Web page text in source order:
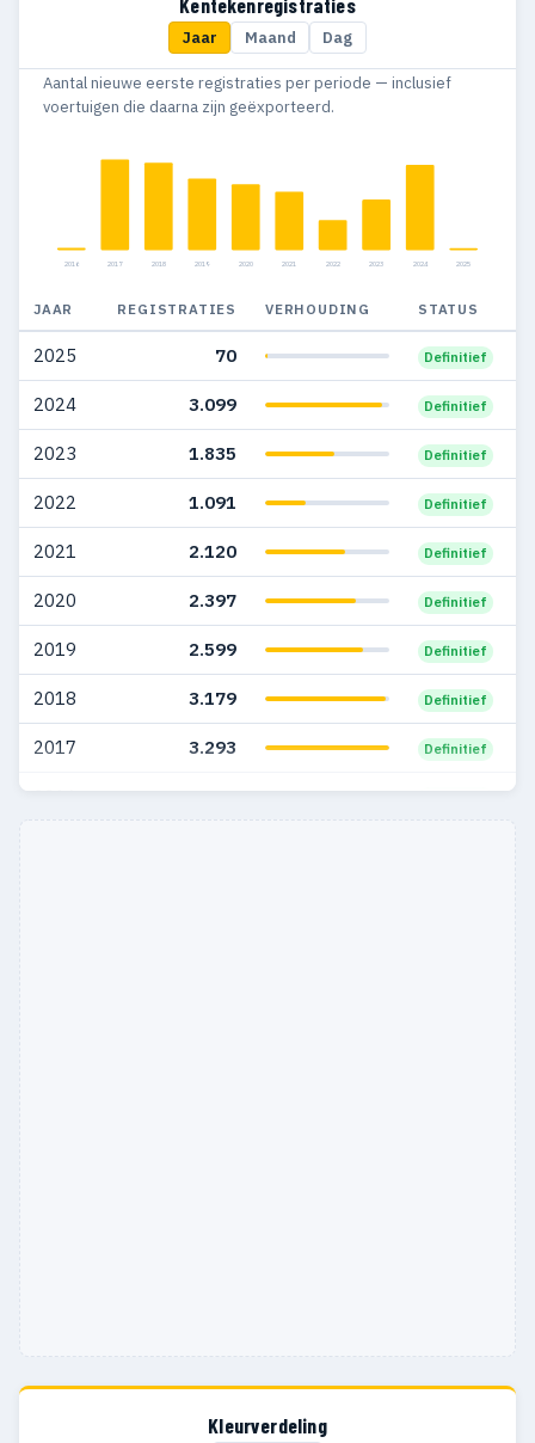
6
2008 33
2003 1.329 60
2002 1.101 41
2001 657 36
2000 4 4
Jaar Maand Dag
Aantal nieuwe eerste registraties per periode — inclusief
voertuigen die daarna zijn geëxporteerd.
2016 2017 2018 2019 2020 2021 2022 2023 2024 2025
JAAR REGISTRATIES VERHOUDING STATUS
2025 70 Definitief
2024 3.099 Definitief
2023 1.835 Definitief
2022 1.091 Definitief
2021 2.120 Definitief
2020 2.397 Definitief
2019 2.599 Definitief
2018 3.179 Definitief
2017 3.293 Definitief
2016 87
Kleurverdeling